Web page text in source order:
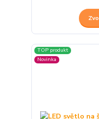
TOP produkt
Novinka